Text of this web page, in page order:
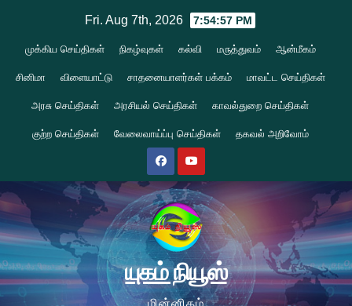
content
Fri. Aug 7th, 2026 7:54:57 PM
முக்கிய செய்திகள் நிகழ்வுகள் கல்வி மருத்துவம் ஆன்மீகம்
சினிமா விளையாட்டு சாதனையாளர்கள் பக்கம் மாவட்ட செய்திகள்
அரசு செய்திகள் அரசியல் செய்திகள் காவல்துறை செய்திகள்
குற்ற செய்திகள் வேலைவாய்ப்பு செய்திகள் தகவல் அறிவோம்
யுகம் நியூஸ்
மின்னிதழ்